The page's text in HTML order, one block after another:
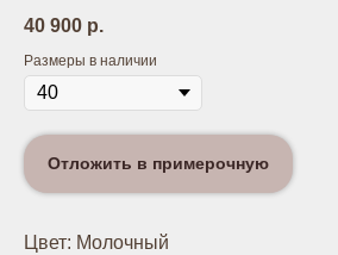
40 900 р.
Размеры в наличии
Отложить в примерочную
Цвет: Молочный